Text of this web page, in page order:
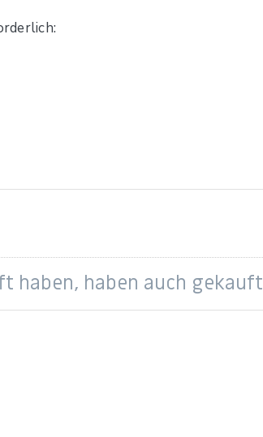
haben, haben auch gekauft